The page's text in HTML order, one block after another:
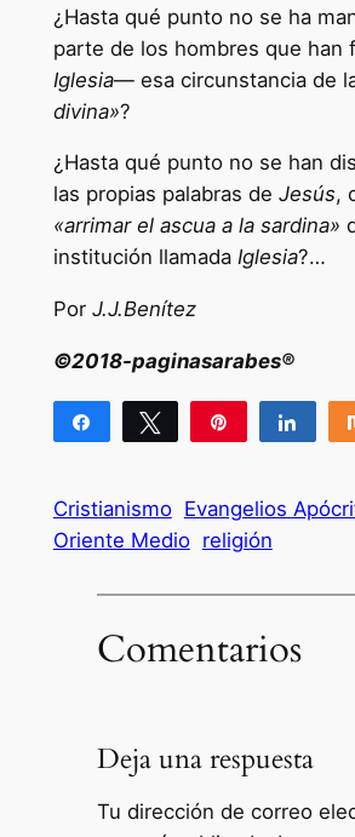
¿Hasta qué punto no se ha
parte de los hombres que han
Iglesia— esa circunstancia de
divina»?
¿Hasta qué punto no se han
las propias palabras de Jesús,
«arrimar el ascua a la sardina»
institución llamada Iglesia?…
Por J.J.Benítez
©2018-paginasarabes®
Compartir Twittear
Cristianismo Evangelios
Oriente Medio religión
Comentarios
Deja una respuesta
Tu dirección de correo